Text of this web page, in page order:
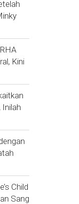
Kini
Child
Sang